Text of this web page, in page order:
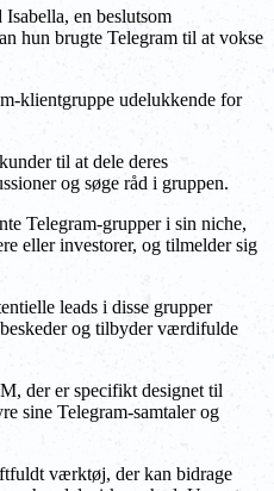
en beslutsom
hun brugte Telegram til at vokse
klientgruppe udelukkende for
til at dele deres
og søge råd i gruppen.
Telegram-grupper i sin niche,
eller investorer, og tilmelder sig
leads i disse grupper
og tilbyder værdifulde
der er specifikt designet til
sine Telegram-samtaler og
værktøj, der kan bidrage